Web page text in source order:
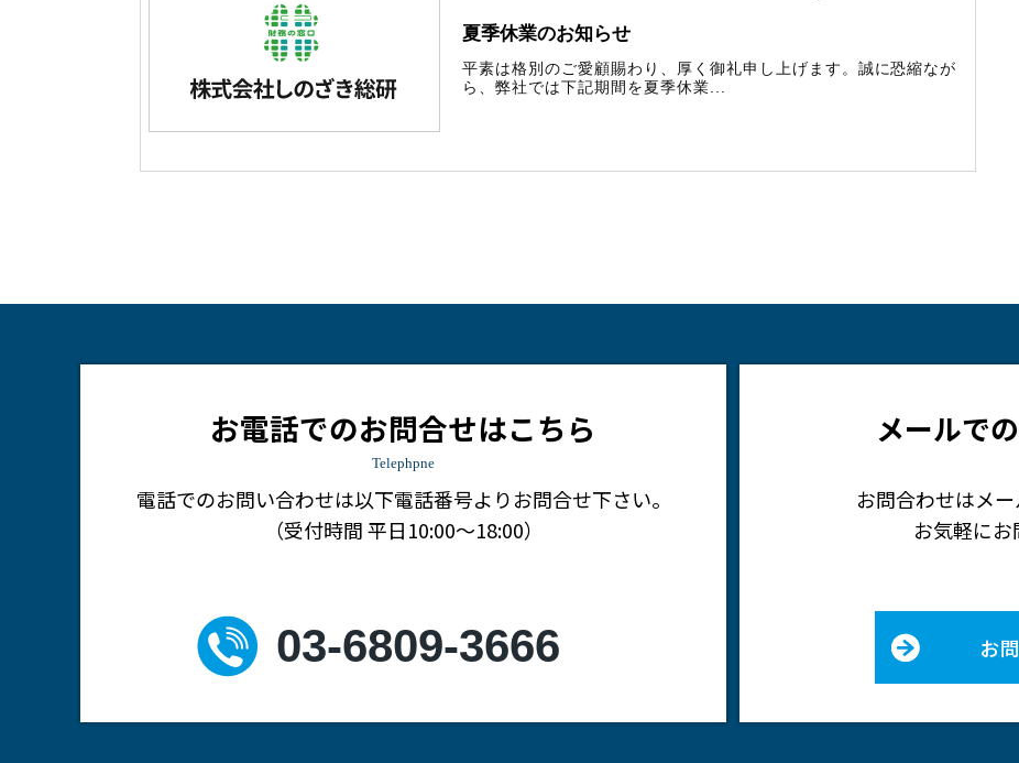
夏季休業のお知らせ
平素は格別のご愛顧賜わり、厚く御礼申し上げます。誠に恐縮なが
ら、弊社では下記期間を夏季休業...
お電話でのお問合せはこちら
Telephpne
電話でのお問い合わせは以下電話番号よりお問合せ下さい。
（受付時間 平日10:00～18:00）
03-6809-3666
メールで
お問合わせはメー
お気軽にお
お